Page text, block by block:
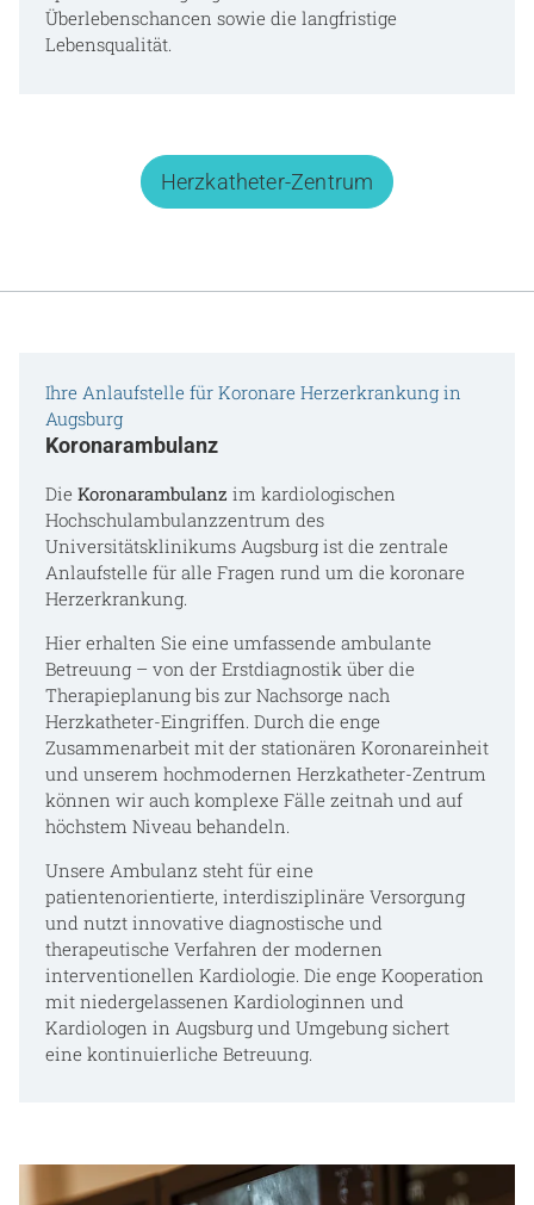
Überlebenschancen sowie die langfristige
Lebensqualität.
Herzkatheter-Zentrum
Ihre Anlaufstelle für Koronare Herzerkrankung in
Augsburg
Koronarambulanz
Die Koronarambulanz im kardiologischen
Hochschulambulanzzentrum des
Universitätsklinikums Augsburg ist die zentrale
Anlaufstelle für alle Fragen rund um die koronare
Herzerkrankung.
Hier erhalten Sie eine umfassende ambulante
Betreuung – von der Erstdiagnostik über die
Therapieplanung bis zur Nachsorge nach
Herzkatheter-Eingriffen. Durch die enge
Zusammenarbeit mit der stationären Koronareinheit
und unserem hochmodernen Herzkatheter-Zentrum
können wir auch komplexe Fälle zeitnah und auf
höchstem Niveau behandeln.
Unsere Ambulanz steht für eine
patientenorientierte, interdisziplinäre Versorgung
und nutzt innovative diagnostische und
therapeutische Verfahren der modernen
interventionellen Kardiologie. Die enge Kooperation
mit niedergelassenen Kardiologinnen und
Kardiologen in Augsburg und Umgebung sichert
eine kontinuierliche Betreuung.